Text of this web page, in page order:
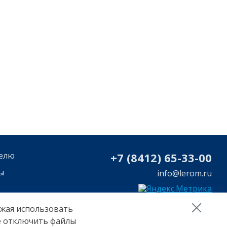
+7 (8412) 65-33-00
info@lerom.ru
использовать
отключить файлы